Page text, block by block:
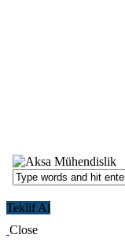
Teklif Al
Close